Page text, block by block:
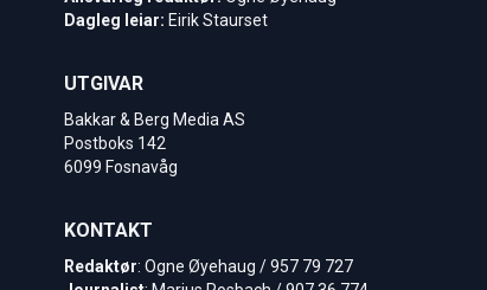
Dagleg leiar: Eirik Staurset
UTGIVAR
Bakkar & Berg Media AS
Postboks 142
6099 Fosnavåg
KONTAKT
Redaktør: Ogne Øyehaug / 957 79 727